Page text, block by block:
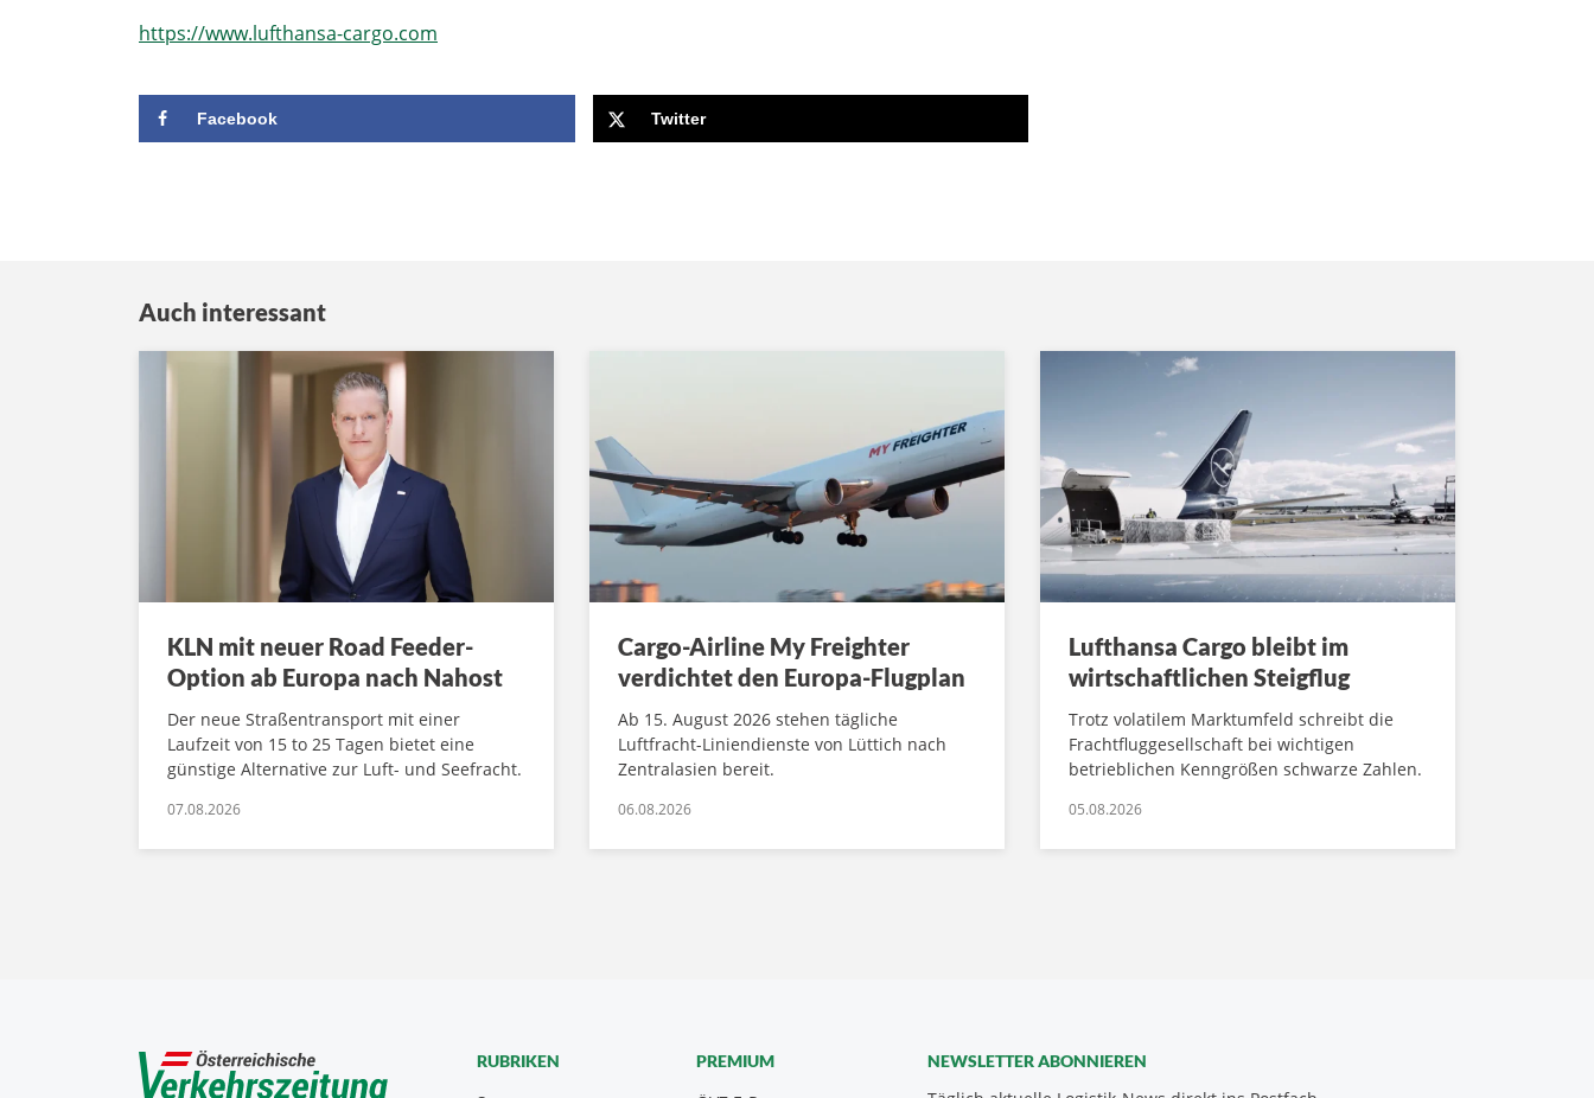
https://www.lufthansa-cargo.com
Facebook Twitter
Auch interessant
KLN mit neuer Road Feeder-
Option ab Europa nach Nahost
Der neue Straßentransport mit einer
Laufzeit von 15 to 25 Tagen bietet eine
günstige Alternative zur Luft- und Seefracht.
07.08.2026
Cargo-Airline My Freighter
verdichtet den Europa-Flugplan
Ab 15. August 2026 stehen tägliche
Luftfracht-Liniendienste von Lüttich nach
Zentralasien bereit.
06.08.2026
Lufthansa Cargo bleibt im
wirtschaftlichen Steigflug
Trotz volatilem Marktumfeld schreibt die
Frachtfluggesellschaft bei wichtigen
betrieblichen Kenngrößen schwarze Zahlen.
05.08.2026
NEWSLETTER ABONNIEREN
RUBRIKEN PREMIUM